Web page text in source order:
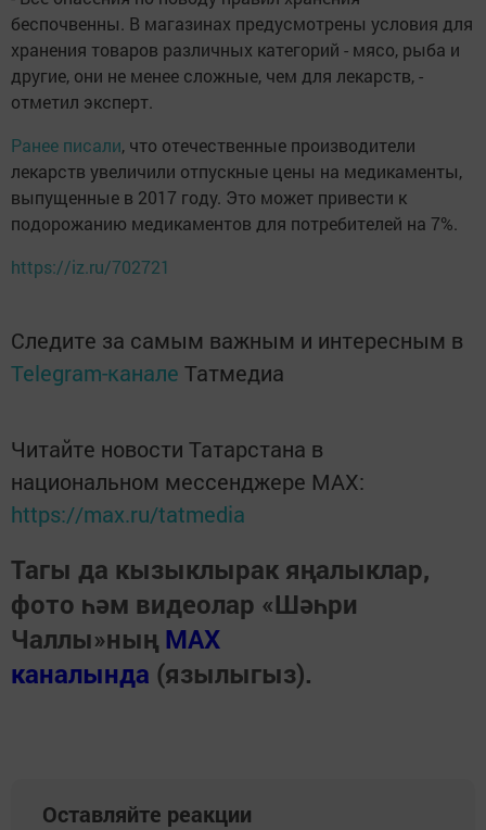
беспочвенны. В магазинах предусмотрены условия для
хранения товаров различных категорий - мясо, рыба и
другие, они не менее сложные, чем для лекарств, -
отметил эксперт.
Ранее писали, что отечественные производители
лекарств увеличили отпускные цены на медикаменты,
выпущенные в 2017 году. Это может привести к
подорожанию медикаментов для потребителей на 7%.
https://iz.ru/702721
Следите за самым важным и интересным в
Telegram-канале Татмедиа
Читайте новости Татарстана в
национальном мессенджере MАХ:
https://max.ru/tatmedia
Тагы да кызыклырак яңалыклар,
фото һәм видеолар «Шәһри
Чаллы»ның MAX
каналында (язылыгыз).
Оставляйте реакции